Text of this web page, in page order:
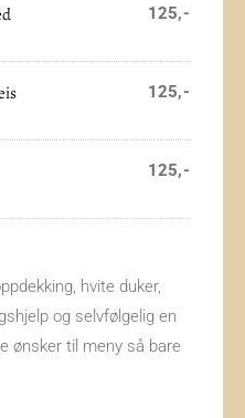
125,-
125,-
125,-
hvite duker,
og selvfølgelig en
ønsker til meny så bare